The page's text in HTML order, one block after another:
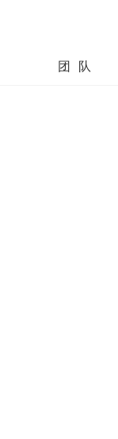
团队